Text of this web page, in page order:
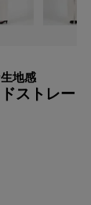
地感
ストレー